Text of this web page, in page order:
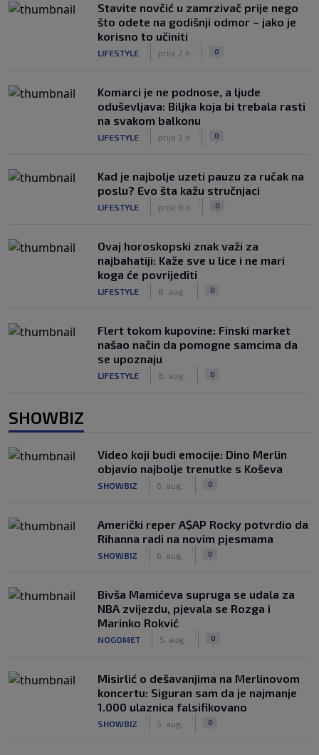
Stavite novčić u zamrzivač prije nego
što odete na godišnji odmor – jako je
korisno to učiniti
LIFESTYLE prije 2 h 0
Komarci je ne podnose, a ljude
oduševljava: Biljka koja bi trebala rasti
na svakom balkonu
LIFESTYLE prije 2 h 0
Kad je najbolje uzeti pauzu za ručak na
poslu? Evo šta kažu stručnjaci
LIFESTYLE prije 8 h 0
Ovaj horoskopski znak važi za
najbahatiji: Kaže sve u lice i ne mari
koga će povrijediti
LIFESTYLE 8. aug. 0
Flert tokom kupovine: Finski market
našao način da pomogne samcima da
se upoznaju
LIFESTYLE 8. aug. 0
SHOWBIZ
Video koji budi emocije: Dino Merlin
objavio najbolje trenutke s Koševa
SHOWBIZ 6. aug. 0
Američki reper A$AP Rocky potvrdio da
Rihanna radi na novim pjesmama
SHOWBIZ 6. aug. 0
Bivša Mamićeva supruga se udala za
NBA zvijezdu, pjevala se Rozga i
Marinko Rokvić
NOGOMET 5. aug. 0
Misirlić o dešavanjima na Merlinovom
koncertu: Siguran sam da je najmanje
1.000 ulaznica falsifikovano
SHOWBIZ 5. aug. 0